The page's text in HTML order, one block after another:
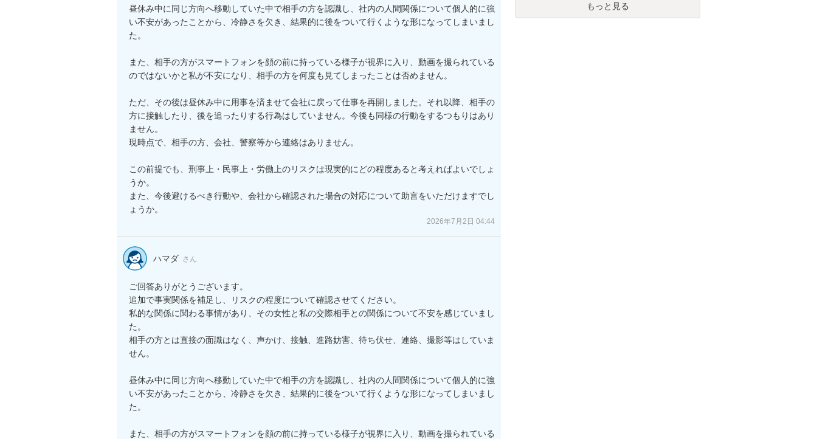
昼休み中に同じ方向へ移動していた中で相手の方を認識し、社内の人間関係について個人的に強
い不安があったことから、冷静さを欠き、結果的に後をついて行くような形になってしまいまし
た。
また、相手の方がスマートフォンを顔の前に持っている様子が視界に入り、動画を撮られている
のではないかと私が不安になり、相手の方を何度も見てしまったことは否めません。
ただ、その後は昼休み中に用事を済ませて会社に戻って仕事を再開しました。それ以降、相手の
方に接触したり、後を追ったりする行為はしていません。今後も同様の行動をするつもりはあり
ません。
現時点で、相手の方、会社、警察等から連絡はありません。
この前提でも、刑事上・民事上・労働上のリスクは現実的にどの程度あると考えればよいでしょ
うか。
また、今後避けるべき行動や、会社から確認された場合の対応について助言をいただけますでし
ょうか。
2026年7月2日 04:44
ハマダ さん
ご回答ありがとうございます。
追加で事実関係を補足し、リスクの程度について確認させてください。
私的な関係に関わる事情があり、その女性と私の交際相手との関係について不安を感じていまし
た。
相手の方とは直接の面識はなく、声かけ、接触、進路妨害、待ち伏せ、連絡、撮影等はしていま
せん。
昼休み中に同じ方向へ移動していた中で相手の方を認識し、社内の人間関係について個人的に強
い不安があったことから、冷静さを欠き、結果的に後をついて行くような形になってしまいまし
た。
また、相手の方がスマートフォンを顔の前に持っている様子が視界に入り、動画を撮られている
もっと見る